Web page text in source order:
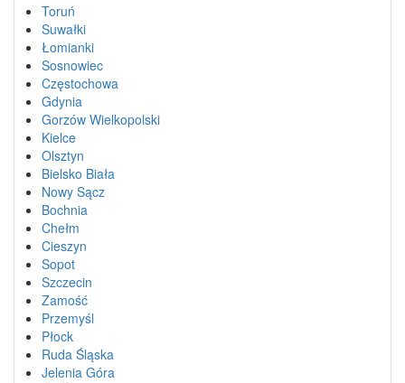
Toruń
Suwałki
Łomianki
Sosnowiec
Częstochowa
Gdynia
Gorzów Wielkopolski
Kielce
Olsztyn
Bielsko Biała
Nowy Sącz
Bochnia
Chełm
Cieszyn
Sopot
Szczecin
Zamość
Przemyśl
Płock
Ruda Śląska
Jelenia Góra